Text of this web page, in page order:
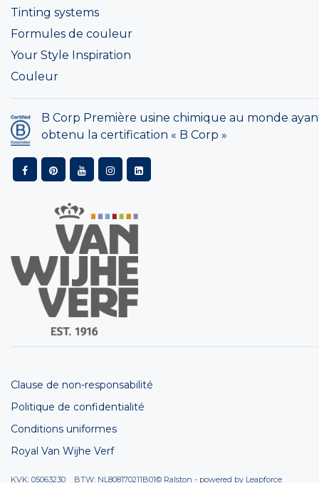
Tinting systems
Formules de couleur
Your Style Inspiration
Couleur
B Corp Première usine chimique au monde
obtenu la certification « B Corp »
Clause de non-responsabilité
Politique de confidentialité
Conditions uniformes
Royal Van Wijhe Verf
KVK: 05063230 BTW: NL808170211B01© Ralston - powered by Leapforce